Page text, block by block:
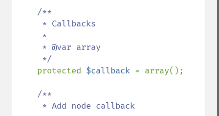
/**
protected $callback = array();
/**